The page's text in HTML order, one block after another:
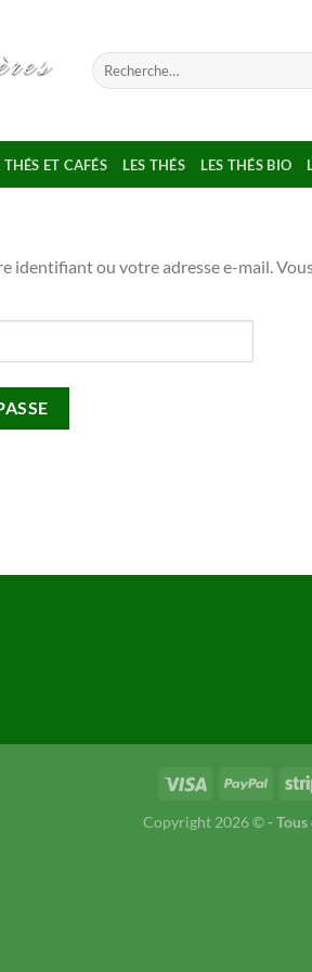
Recherche
pour :
ET CAFÉS LES THÉS LES THÉS BIO
identifiant ou votre adresse e-mail.
Copyright 2026 ©-